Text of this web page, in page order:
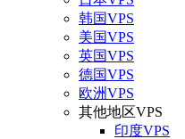
韩国VPS
美国VPS
英国VPS
德国VPS
欧洲VPS
其他地区VPS
印度VPS